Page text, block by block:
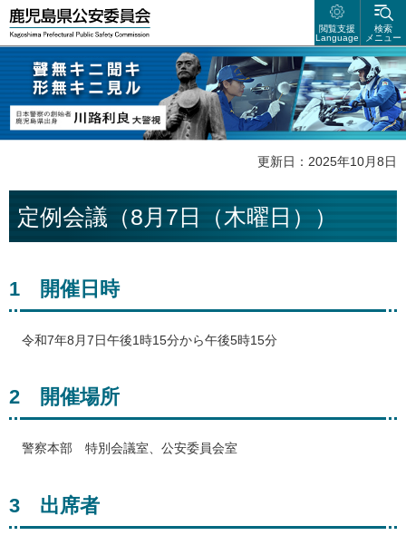
鹿児島県公安委員会
検索
メニュー
閲覧支援
Language
聲無キニ聴キ 形無キニ見ル 日本警察の創始者 鹿児島県出身 川路利良
大警視
更新日：2025年10月8日
定例会議（8月7日（木曜日））
1 開催日時
令和7年8月7日午後1時15分から午後5時15分
2 開催場所
警察本部 特別会議室、公安委員会室
3 出席者